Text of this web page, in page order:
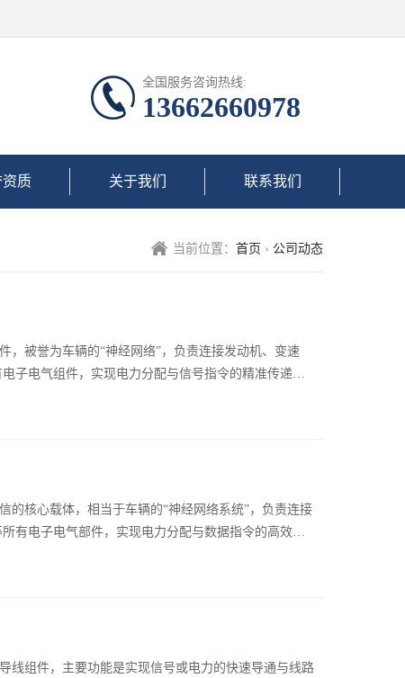
全国服务咨询热线:
13662660978
资质 关于我们 联系我们
当前位置： 首页 › 公司动态
被誉为车辆的“神经网络”，负责连接发动机、变速
子电气组件，实现电力分配与信号指令的精准传递。
核心载体，相当于车辆的“神经网络系统”，负责连接
有电子电气部件，实现电力分配与数据指令的高效传
组件，主要功能是实现信号或电力的快速导通与线路